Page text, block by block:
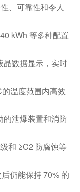
、可靠性和令人
kWh 等多种配置
晶数据显示，实时
温度范围内高效
的泄爆装置和消防
和 ≥C2 防腐蚀等
仍能保持 70% 的